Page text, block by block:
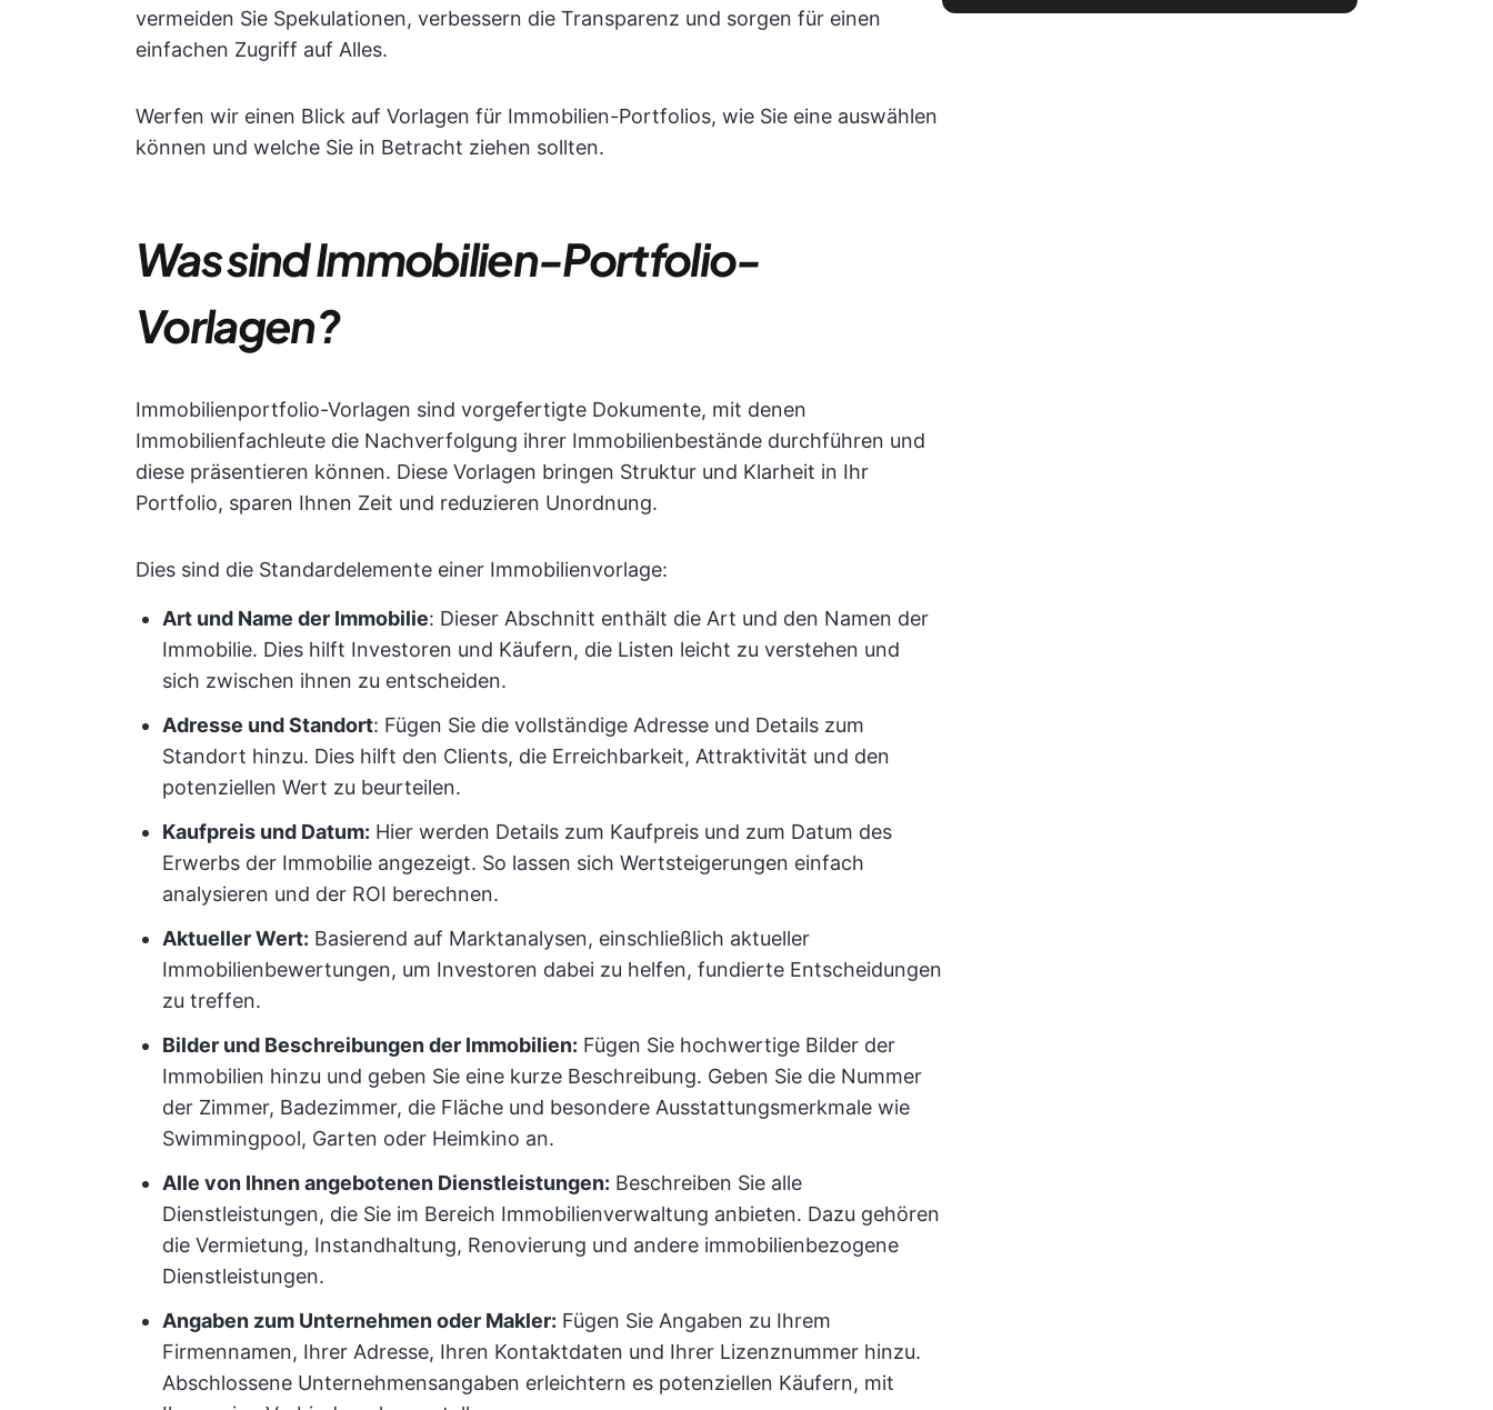
vermeiden Sie Spekulationen, verbessern die Transparenz und sorgen für einen
einfachen Zugriff auf Alles.
Werfen wir einen Blick auf Vorlagen für Immobilien-Portfolios, wie Sie eine auswählen
können und welche Sie in Betracht ziehen sollten.
Was sind Immobilien-Portfolio-
Vorlagen?
Immobilienportfolio-Vorlagen sind vorgefertigte Dokumente, mit denen
Immobilienfachleute die Nachverfolgung ihrer Immobilienbestände durchführen und
diese präsentieren können. Diese Vorlagen bringen Struktur und Klarheit in Ihr
Portfolio, sparen Ihnen Zeit und reduzieren Unordnung.
Dies sind die Standardelemente einer Immobilienvorlage:
Art und Name der Immobilie: Dieser Abschnitt enthält die Art und den Namen der
Immobilie. Dies hilft Investoren und Käufern, die Listen leicht zu verstehen und
sich zwischen ihnen zu entscheiden.
Adresse und Standort: Fügen Sie die vollständige Adresse und Details zum
Standort hinzu. Dies hilft den Clients, die Erreichbarkeit, Attraktivität und den
potenziellen Wert zu beurteilen.
Kaufpreis und Datum: Hier werden Details zum Kaufpreis und zum Datum des
Erwerbs der Immobilie angezeigt. So lassen sich Wertsteigerungen einfach
analysieren und der ROI berechnen.
Aktueller Wert: Basierend auf Marktanalysen, einschließlich aktueller
Immobilienbewertungen, um Investoren dabei zu helfen, fundierte Entscheidungen
zu treffen.
Bilder und Beschreibungen der Immobilien: Fügen Sie hochwertige Bilder der
Immobilien hinzu und geben Sie eine kurze Beschreibung. Geben Sie die Nummer
der Zimmer, Badezimmer, die Fläche und besondere Ausstattungsmerkmale wie
Swimmingpool, Garten oder Heimkino an.
Alle von Ihnen angebotenen Dienstleistungen: Beschreiben Sie alle
Dienstleistungen, die Sie im Bereich Immobilienverwaltung anbieten. Dazu gehören
die Vermietung, Instandhaltung, Renovierung und andere immobilienbezogene
Dienstleistungen.
Angaben zum Unternehmen oder Makler: Fügen Sie Angaben zu Ihrem
Firmennamen, Ihrer Adresse, Ihren Kontaktdaten und Ihrer Lizenznummer hinzu.
Abschlossene Unternehmensangaben erleichtern es potenziellen Käufern, mit